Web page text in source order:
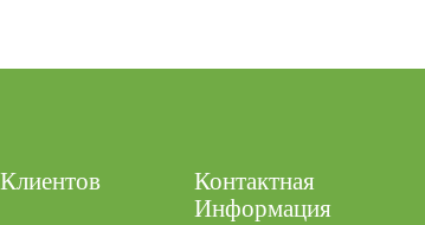
Контактная
Информация